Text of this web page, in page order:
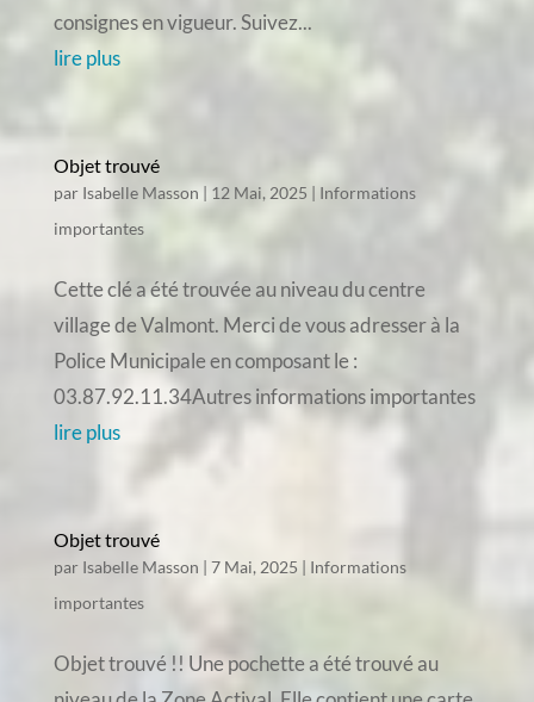
consignes en vigueur. Suivez...
lire plus
Objet trouvé
par Isabelle Masson | 12 Mai, 2025 | Informations
importantes
Cette clé a été trouvée au niveau du centre
village de Valmont. Merci de vous adresser à la
Police Municipale en composant le :
03.87.92.11.34Autres informations importantes
lire plus
Objet trouvé
par Isabelle Masson | 7 Mai, 2025 | Informations
importantes
Objet trouvé !! Une pochette a été trouvé au